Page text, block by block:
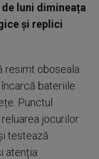
luni dimineața
și replici
resimt oboseala
bateriile
Punctul
jocurilor
testează
atenția